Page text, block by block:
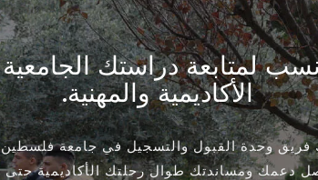
لمتابعة دراستك
الأكاديمية والمهنية.
وحدة القبول والتسجيل في جامعة
دعمك ومساندتك طوال رحلتك الأكاديمية